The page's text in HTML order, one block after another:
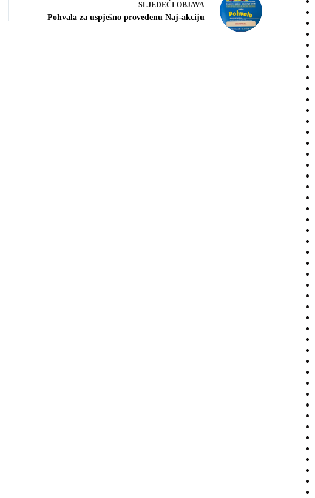
SLJEDEĆI OBJAVA
Pohvala za uspješno provedenu Naj-akciju